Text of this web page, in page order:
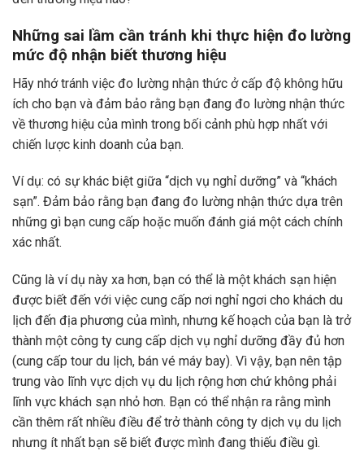
Những sai lầm cần tránh khi thực hiện đo lường
mức độ nhận biết thương hiệu
Hãy nhớ tránh việc đo lường nhận thức ở cấp độ không hữu
ích cho bạn và đảm bảo rằng bạn đang đo lường nhận thức
về thương hiệu của mình trong bối cảnh phù hợp nhất với
chiến lược kinh doanh của bạn.
Ví dụ: có sự khác biệt giữa “dịch vụ nghỉ dưỡng” và “khách
sạn”. Đảm bảo rằng bạn đang đo lường nhận thức dựa trên
những gì bạn cung cấp hoặc muốn đánh giá một cách chính
xác nhất.
Cũng là ví dụ này xa hơn, bạn có thể là một khách sạn hiện
được biết đến với việc cung cấp nơi nghỉ ngơi cho khách du
lịch đến địa phương của mình, nhưng kế hoạch của bạn là trở
thành một công ty cung cấp dịch vụ nghỉ dưỡng đầy đủ hơn
(cung cấp tour du lịch, bán vé máy bay). Vì vậy, bạn nên tập
trung vào lĩnh vực dịch vụ du lịch rộng hơn chứ không phải
lĩnh vực khách sạn nhỏ hơn. Bạn có thể nhận ra rằng mình
cần thêm rất nhiều điều để trở thành công ty dịch vụ du lịch
nhưng ít nhất bạn sẽ biết được mình đang thiếu điều gì.